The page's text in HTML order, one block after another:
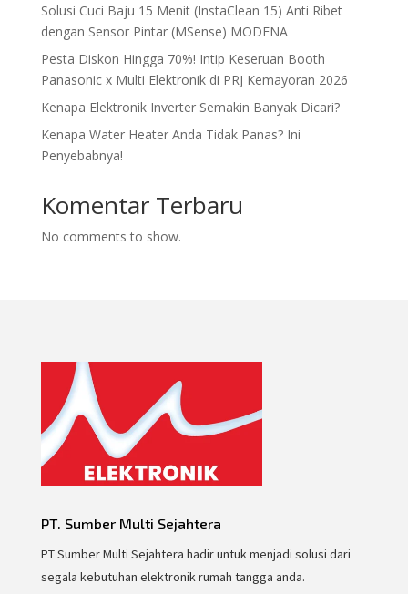
Solusi Cuci Baju 15 Menit (InstaClean 15) Anti Ribet
dengan Sensor Pintar (MSense) MODENA
Pesta Diskon Hingga 70%! Intip Keseruan Booth
Panasonic x Multi Elektronik di PRJ Kemayoran 2026
Kenapa Elektronik Inverter Semakin Banyak Dicari?
Kenapa Water Heater Anda Tidak Panas? Ini
Penyebabnya!
Komentar Terbaru
No comments to show.
PT. Sumber Multi Sejahtera
PT Sumber Multi Sejahtera hadir untuk menjadi solusi dari
segala kebutuhan elektronik rumah tangga anda.